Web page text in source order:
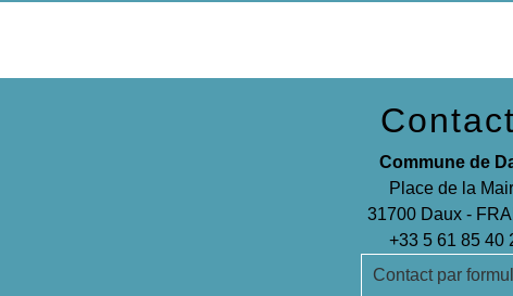
Commune de
Place de la
31700 Daux -
+33 5 61 85 40
Contact par